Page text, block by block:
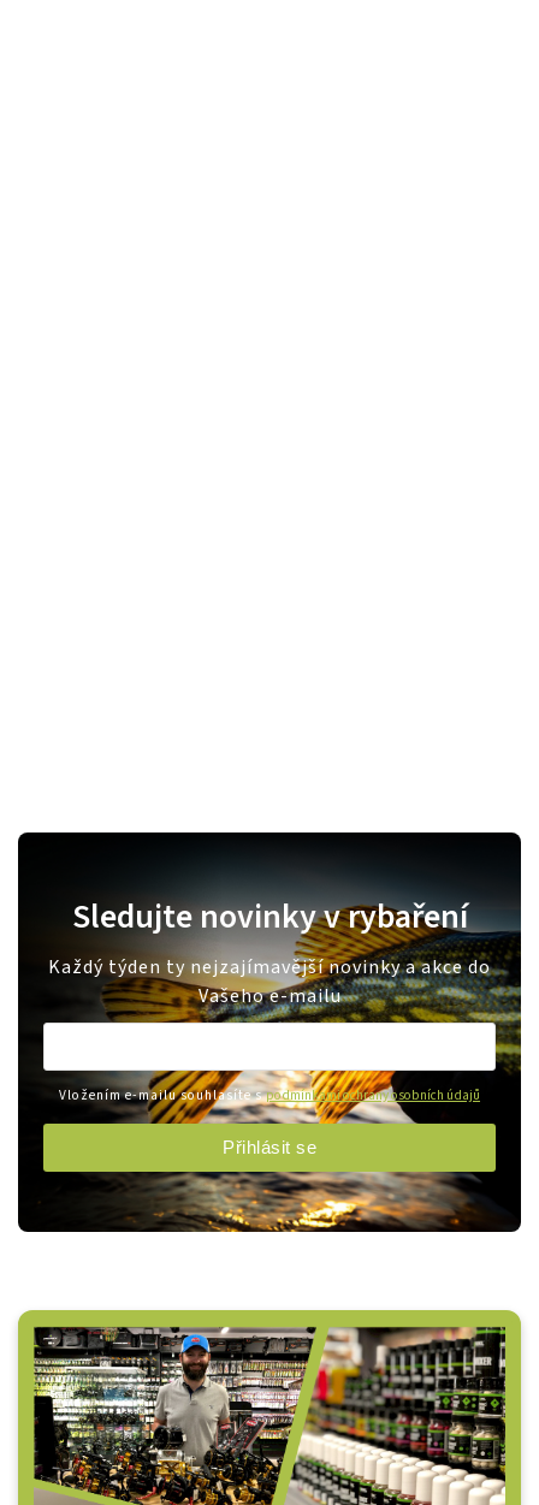
Sledujte novinky v rybaření
Každý týden ty nejzajímavější novinky a akce do
Vašeho e-mailu
Vložením e-mailu souhlasíte spodmínkami ochrany osobních údajů
Přihlásit se